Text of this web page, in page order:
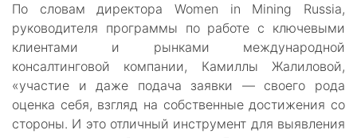
По словам директора Women in Mining Russia,
руководителя программы по работе с ключевыми
клиентами и рынками международной
консалтинговой компании, Камиллы Жалиловой,
«участие и даже подача заявки — своего рода
оценка себя, взгляд на собственные достижения со
стороны. И это отличный инструмент для выявления